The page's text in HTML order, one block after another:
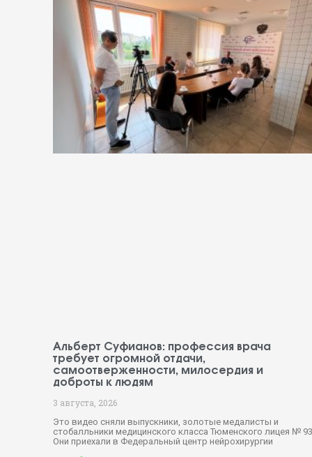
Альберт Суфианов: профессия врача
требует огромной отдачи,
самоотверженности, милосердия и
доброты к людям
3 августа, 2026
Это видео сняли выпускники, золотые медалисты и
стобалльники медицинского класса Тюменского лицея №
Они приехали в Федеральный центр нейрохирургии